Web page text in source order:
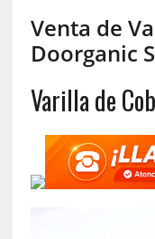
Venta de
Doorganic
Varilla de